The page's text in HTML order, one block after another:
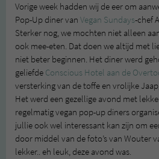
Vorige week hadden wij de eer om
Pop-Up diner van Vegan Sundays-chef
Sterker nog, we mochten niet alleen
ook mee-eten. Dat doen we altijd met
niet beter beginnen. Het diner werd
geliefde Conscious Hotel aan de
versterking van de toffe en vrolijke
Het werd een gezellige avond met
regelmatig vegan pop-up diners
jullie ook wel interessant kan zijn om
door middel van de foto’s van Wouter
lekker.. eh leuk, deze avond was.